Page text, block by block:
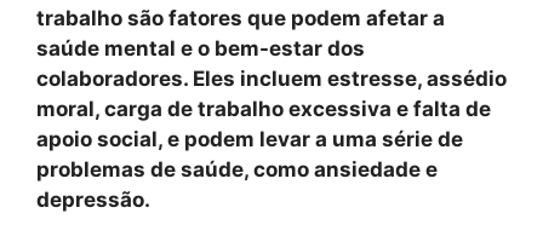
trabalho são fatores que podem afetar a
saúde mental e o bem-estar dos
colaboradores. Eles incluem estresse, assédio
moral, carga de trabalho excessiva e falta de
apoio social, e podem levar a uma série de
problemas de saúde, como ansiedade e
depressão.